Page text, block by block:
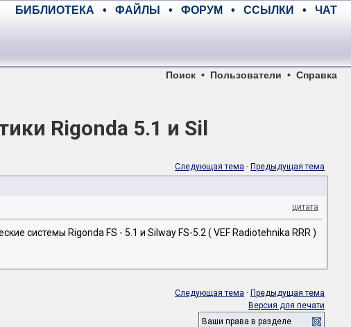
БИБЛИОТЕКА • ФАЙЛЫ • ФОРУМ • ССЫЛКИ • ЧАТ
Поиск • Пользователи • Справка
Rigonda 5.1 и Sil
Следующая тема · Предыдущая тема
цитата
системы Rigonda FS - 5.1 и Silway FS-5.2 ( VEF Radiotehnika RRR )
Следующая тема · Предыдущая тема
Версия для печати
Ваши права в разделе